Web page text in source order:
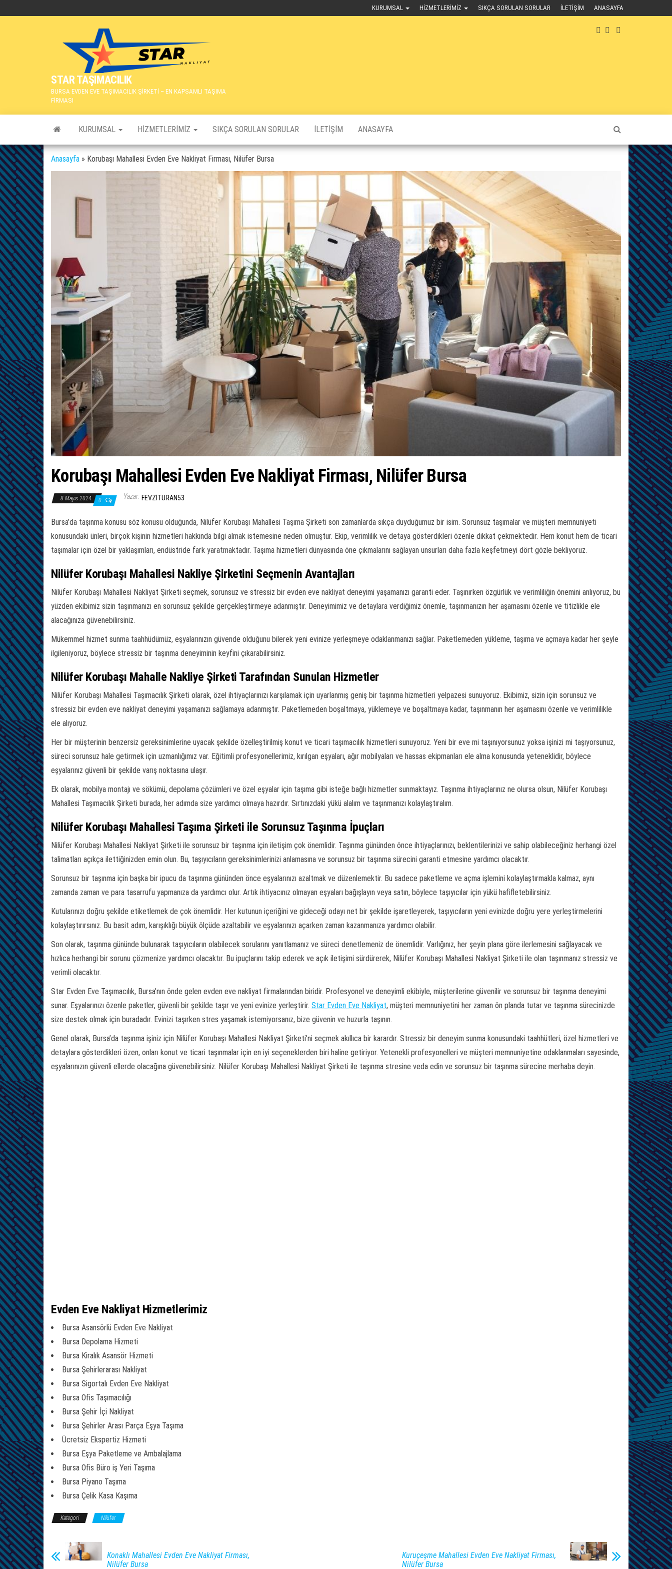
KURUMSAL HIZMETLERIMIZ SIKÇA SORULAN SORULAR İLETIŞIM ANASAYFA
STAR TAŞIMACILIK
BURSA EVDEN EVE TAŞIMACILIK ŞİRKETİ – EN KAPSAMLI TAŞIMA
FİRMASI
KURUMSAL HIZMETLERIMIZ SIKÇA SORULAN SORULAR İLETIŞIM ANASAYFA
Anasayfa » Korubaşı Mahallesi Evden Eve Nakliyat Firması, Nilüfer Bursa
Korubaşı Mahallesi Evden Eve Nakliyat Firması, Nilüfer Bursa
8 Mayıs 2024 0 Yazar: FEVZITURAN53
Bursa’da taşınma konusu söz konusu olduğunda, Nilüfer Korubaşı Mahallesi Taşıma Şirketi son zamanlarda sıkça duyduğumuz bir isim. Sorunsuz taşımalar ve müşteri memnuniyeti
konusundaki ünleri, birçok kişinin hizmetleri hakkında bilgi almak istemesine neden olmuştur. Ekip, verimlilik ve detaya gösterdikleri özenle dikkat çekmektedir. Hem konut hem de ticari
taşımalar için özel bir yaklaşımları, endüstride fark yaratmaktadır. Taşıma hizmetleri dünyasında öne çıkmalarını sağlayan unsurları daha fazla keşfetmeyi dört gözle bekliyoruz.
Nilüfer Korubaşı Mahallesi Nakliye Şirketini Seçmenin Avantajları
Nilüfer Korubaşı Mahallesi Nakliyat Şirketi seçmek, sorunsuz ve stressiz bir evden eve nakliyat deneyimi yaşamanızı garanti eder. Taşınırken özgürlük ve verimliliğin önemini anlıyoruz, bu
yüzden ekibimiz sizin taşınmanızı en sorunsuz şekilde gerçekleştirmeye adanmıştır. Deneyimimiz ve detaylara verdiğimiz önemle, taşınmanızın her aşamasını özenle ve titizlikle ele
alacağınıza güvenebilirsiniz.
Mükemmel hizmet sunma taahhüdümüz, eşyalarınızın güvende olduğunu bilerek yeni evinize yerleşmeye odaklanmanızı sağlar. Paketlemeden yükleme, taşıma ve açmaya kadar her şeyle
ilgileniyoruz, böylece stressiz bir taşınma deneyiminin keyfini çıkarabilirsiniz.
Nilüfer Korubaşı Mahalle Nakliye Şirketi Tarafından Sunulan Hizmetler
Nilüfer Korubaşı Mahallesi Taşımacılık Şirketi olarak, özel ihtiyaçlarınızı karşılamak için uyarlanmış geniş bir taşınma hizmetleri yelpazesi sunuyoruz. Ekibimiz, sizin için sorunsuz ve
stressiz bir evden eve nakliyat deneyimi yaşamanızı sağlamaya adanmıştır. Paketlemeden boşaltmaya, yüklemeye ve boşaltmaya kadar, taşınmanın her aşamasını özenle ve verimlilikle
ele alıyoruz.
Her bir müşterinin benzersiz gereksinimlerine uyacak şekilde özelleştirilmiş konut ve ticari taşımacılık hizmetleri sunuyoruz. Yeni bir eve mi taşınıyorsunuz yoksa işinizi mi taşıyorsunuz,
süreci sorunsuz hale getirmek için uzmanlığımız var. Eğitimli profesyonellerimiz, kırılgan eşyaları, ağır mobilyaları ve hassas ekipmanları ele alma konusunda yeteneklidir, böylece
eşyalarınız güvenli bir şekilde varış noktasına ulaşır.
Ek olarak, mobilya montajı ve sökümü, depolama çözümleri ve özel eşyalar için taşıma gibi isteğe bağlı hizmetler sunmaktayız. Taşınma ihtiyaçlarınız ne olursa olsun, Nilüfer Korubaşı
Mahallesi Taşımacılık Şirketi burada, her adımda size yardımcı olmaya hazırdır. Sırtınızdaki yükü alalım ve taşınmanızı kolaylaştıralım.
Nilüfer Korubaşı Mahallesi Taşıma Şirketi ile Sorunsuz Taşınma İpuçları
Nilüfer Korubaşı Mahallesi Nakliyat Şirketi ile sorunsuz bir taşınma için iletişim çok önemlidir. Taşınma gününden önce ihtiyaçlarınızı, beklentilerinizi ve sahip olabileceğiniz herhangi özel
talimatları açıkça ilettiğinizden emin olun. Bu, taşıyıcıların gereksinimlerinizi anlamasına ve sorunsuz bir taşınma sürecini garanti etmesine yardımcı olacaktır.
Sorunsuz bir taşınma için başka bir ipucu da taşınma gününden önce eşyalarınızı azaltmak ve düzenlemektir. Bu sadece paketleme ve açma işlemini kolaylaştırmakla kalmaz, aynı
zamanda zaman ve para tasarrufu yapmanıza da yardımcı olur. Artık ihtiyacınız olmayan eşyaları bağışlayın veya satın, böylece taşıyıcılar için yükü hafifletebilirsiniz.
Kutularınızı doğru şekilde etiketlemek de çok önemlidir. Her kutunun içeriğini ve gideceği odayı net bir şekilde işaretleyerek, taşıyıcıların yeni evinizde doğru yere yerleştirmelerini
kolaylaştırırsınız. Bu basit adım, karışıklığı büyük ölçüde azaltabilir ve eşyalarınızı açarken zaman kazanmanıza yardımcı olabilir.
Son olarak, taşınma gününde bulunarak taşıyıcıların olabilecek sorularını yanıtlamanız ve süreci denetlemeniz de önemlidir. Varlığınız, her şeyin plana göre ilerlemesini sağlayacak ve
hızlıca herhangi bir sorunu çözmenize yardımcı olacaktır. Bu ipuçlarını takip ederek ve açık iletişimi sürdürerek, Nilüfer Korubaşı Mahallesi Nakliyat Şirketi ile olan taşınmanız stressiz ve
verimli olacaktır.
Star Evden Eve Taşımacılık, Bursa’nın önde gelen evden eve nakliyat firmalarından biridir. Profesyonel ve deneyimli ekibiyle, müşterilerine güvenilir ve sorunsuz bir taşınma deneyimi
sunar. Eşyalarınızı özenle paketler, güvenli bir şekilde taşır ve yeni evinize yerleştirir. Star Evden Eve Nakliyat, müşteri memnuniyetini her zaman ön planda tutar ve taşınma sürecinizde
size destek olmak için buradadır. Evinizi taşırken stres yaşamak istemiyorsanız, bize güvenin ve huzurla taşının.
Genel olarak, Bursa’da taşınma işiniz için Nilüfer Korubaşı Mahallesi Nakliyat Şirketi’ni seçmek akıllıca bir karardır. Stressiz bir deneyim sunma konusundaki taahhütleri, özel hizmetleri ve
detaylara gösterdikleri özen, onları konut ve ticari taşınmalar için en iyi seçeneklerden biri haline getiriyor. Yetenekli profesyonelleri ve müşteri memnuniyetine odaklanmaları sayesinde,
eşyalarınızın güvenli ellerde olacağına güvenebilirsiniz. Nilüfer Korubaşı Mahallesi Nakliyat Şirketi ile taşınma stresine veda edin ve sorunsuz bir taşınma sürecine merhaba deyin.
Evden Eve Nakliyat Hizmetlerimiz
Bursa Asansörlü Evden Eve Nakliyat
Bursa Depolama Hizmeti
Bursa Kiralık Asansör Hizmeti
Bursa Şehirlerarası Nakliyat
Bursa Sigortalı Evden Eve Nakliyat
Bursa Ofis Taşımacılığı
Bursa Şehir İçi Nakliyat
Bursa Şehirler Arası Parça Eşya Taşıma
Ücretsiz Ekspertiz Hizmeti
Bursa Eşya Paketleme ve Ambalajlama
Bursa Ofis Büro iş Yeri Taşıma
Bursa Piyano Taşıma
Bursa Çelik Kasa Kaşıma
Kategori Nilüfer
Konaklı Mahallesi Evden Eve Nakliyat Firması,
Nilüfer Bursa
Kuruçeşme Mahallesi Evden Eve Nakliyat Firması,
Nilüfer Bursa